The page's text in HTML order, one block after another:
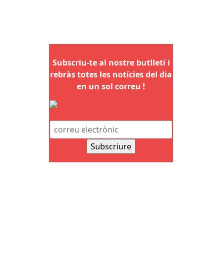
Subscriu-te al nostre butlletí i
rebràs totes les notícies del dia
en un sol correu !